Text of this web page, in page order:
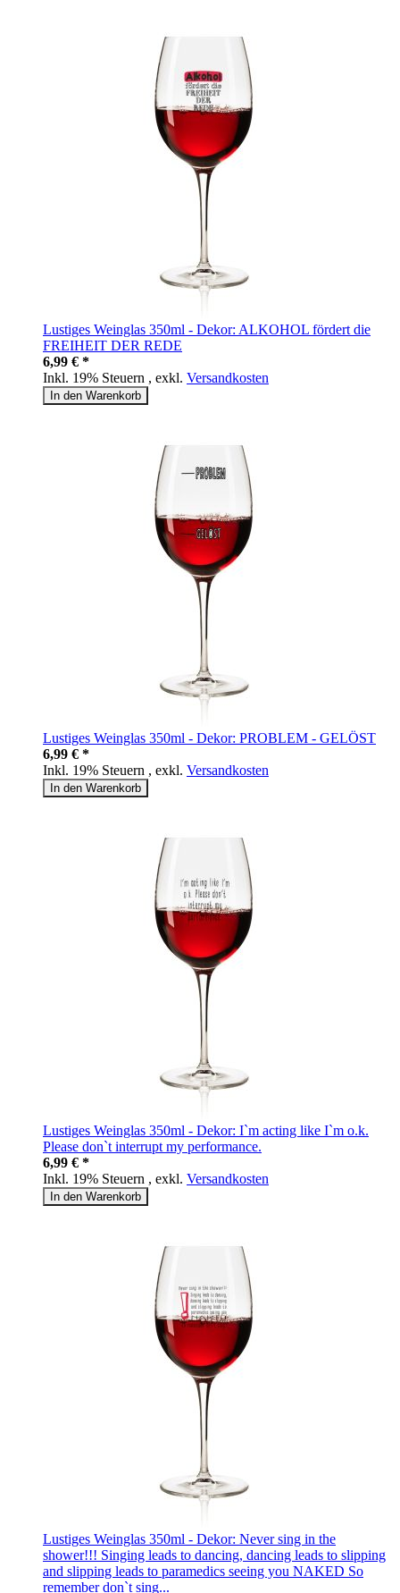
Lustiges Weinglas 350ml - Dekor: ALKOHOL fördert die
FREIHEIT DER REDE
6,99 € *
Inkl. 19% Steuern , exkl. Versandkosten
In den Warenkorb
Lustiges Weinglas 350ml - Dekor: PROBLEM - GELÖST
6,99 € *
Inkl. 19% Steuern , exkl. Versandkosten
In den Warenkorb
Lustiges Weinglas 350ml - Dekor: I`m acting like I`m o.k.
Please don`t interrupt my performance.
6,99 € *
Inkl. 19% Steuern , exkl. Versandkosten
In den Warenkorb
Lustiges Weinglas 350ml - Dekor: Never sing in the
shower!!! Singing leads to dancing, dancing leads to slipping
and slipping leads to paramedics seeing you NAKED So
remember don`t sing...